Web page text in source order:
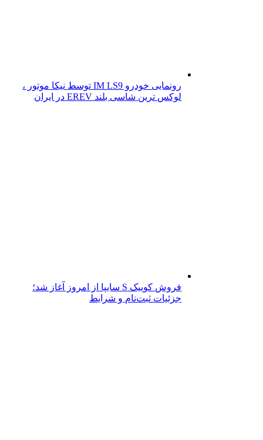
رونمایی خودرو IM LS9 توسط نیکا موتور ،
لوکس ترین شاسی بلند EREV در ایران
فروش کوییک S سایپا از امروز آغاز شد؛
جزئیات ثبت‌نام و شرایط